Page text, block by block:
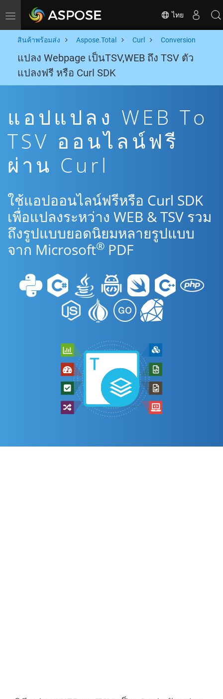
Toggle navigation ไทย
สินค้าพร้อมส่ง Aspose.Total Curl Conversion
แปลง Webpage เป็นTSV,WEB ถึง TSV ตัว
แปลงฟรี หรือ Curl SDK
แอปแปลง WEB To
TSV ออนไลน์ฟรี
ผ่าน Curl
ใช้แอปออนไลน์ฟรีหรือ Curl SDK
เพื่อแปลงระหว่าง WEB & TSV รวม
ถึงรูปแบบยอดนิยมหลายรูปแบบ
จาก Microsoft® PDF